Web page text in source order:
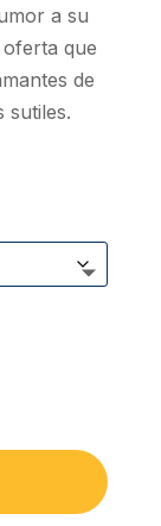
a su
que
de
sutiles.